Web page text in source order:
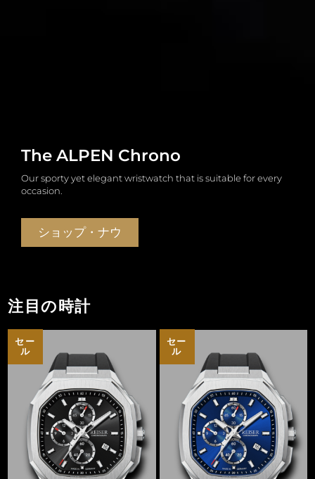
The ALPEN Chrono
Our sporty yet elegant wristwatch that is suitable for every
occasion.
ショップ・ナウ
ハイグレードムーブメント
私たちのALPENSkeleton時計は、スイス製のカスタマイズされ
た透かし彫りのムーブメントを備えています。
もっと詳しく知る
ALPENChronoローズゴールド
ビッグニュース！ ALPENChronoローズゴールドは現在予約注文
が可能です。
今すぐ注文
The ALPEN Chrono
Our sporty yet elegant wristwatch that is suitable for every
occasion.
ショップ・ナウ
ハイグレードムーブメント
私たちのALPENSkeleton時計は、スイス製のカスタマイズされ
た透かし彫りのムーブメントを備えています。
もっと詳しく知る
ALPENChronoローズゴールド
ビッグニュース！ ALPENChronoローズゴールドは現在予約注文
が可能です。
今すぐ注文
The ALPEN Chrono
Our sporty yet elegant wristwatch that is suitable for every
occasion.
ショップ・ナウ
ハイグレードムーブメント
私たちのALPENSkeleton時計は、スイス製のカスタマイズされ
た透かし彫りのムーブメントを備えています。
もっと詳しく知る
ALPENChronoローズゴールド
ビッグニュース！ ALPENChronoローズゴールドは現在予約注文
が可能です。
今すぐ注文
注目の時計
セー
ル
セー
ル